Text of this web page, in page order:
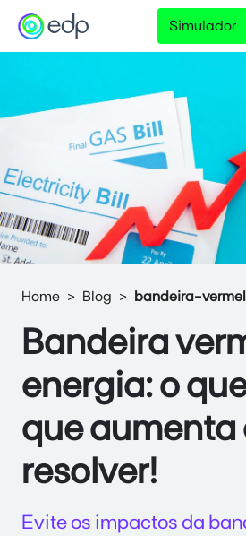
Simulador
Home Blog bandeira-
Bandeira
energia: o
que aumenta
resolver!
Evite os impactos da